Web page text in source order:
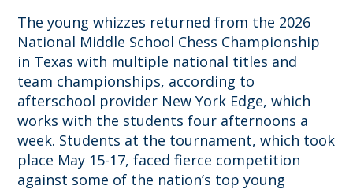
The young whizzes returned from the 2026
National Middle School Chess Championship
in Texas with multiple national titles and
team championships, according to
afterschool provider New York Edge, which
works with the students four afternoons a
week. Students at the tournament, which took
place May 15-17, faced fierce competition
against some of the nation’s top young